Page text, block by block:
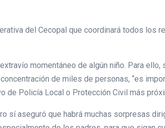
del Cecopal que coordinará todos los
momentáneo de algún niño. Para ello,
de miles de personas, “es
Policía Local o Protección Civil más
sí aseguró que habrá muchas sorpresas